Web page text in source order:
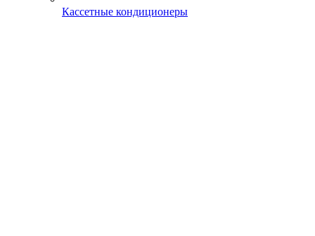
Кассетные кондиционеры